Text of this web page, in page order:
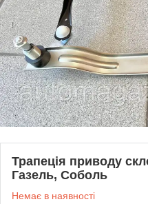
Трапеція приводу
Газель, Соболь
Немає в наявності